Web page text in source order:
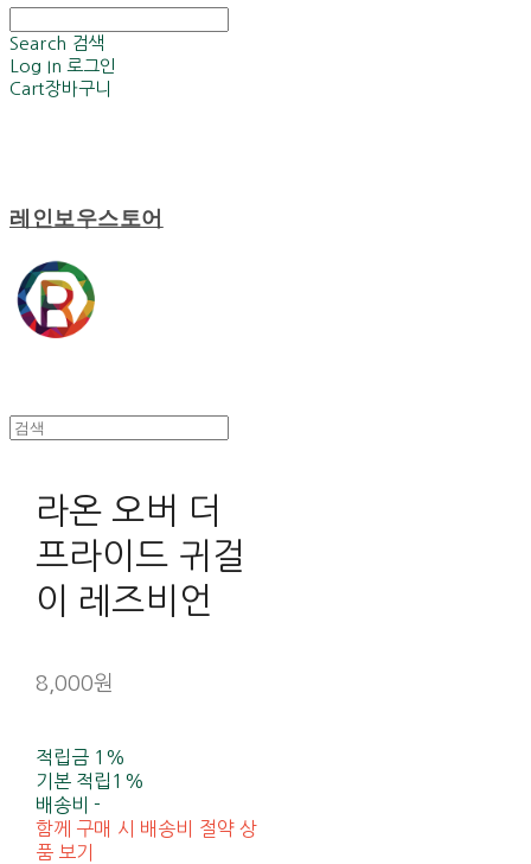
Search 검색
Log In 로그인
Cart장바구니
레인보우스토어
라온 오버 더
프라이드 귀걸
이 레즈비언
8,000원
적립금 1%
기본 적립 1%
배송비-
함께 구매 시 배송비 절약 상
품 보기